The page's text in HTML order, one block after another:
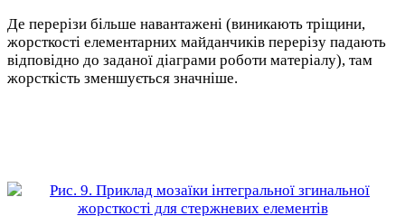
Де перерізи більше навантажені (виникають тріщини,
жорсткості елементарних майданчиків перерізу падають
відповідно до заданої діаграми роботи матеріалу), там
жорсткість зменшується значніше.